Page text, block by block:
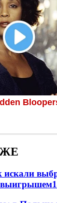
искали
выигрышем